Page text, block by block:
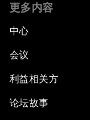
更多内容
中心
会议
利益相关方
论坛故事